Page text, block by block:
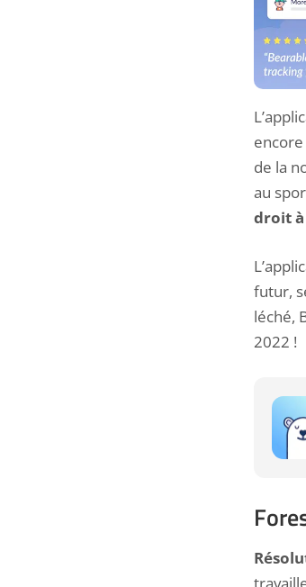
de la
au
droit à
futur,
léché,
2022 !